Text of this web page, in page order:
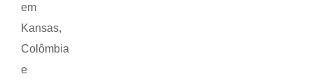
em
Kansas,
Colômbia
e